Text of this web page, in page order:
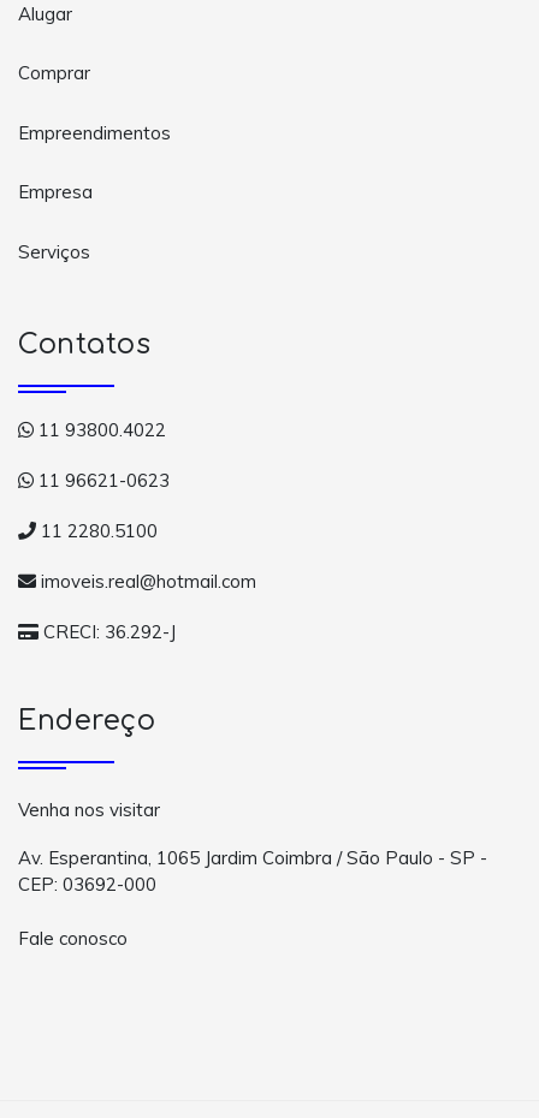
Alugar
Comprar
Empreendimentos
Empresa
Serviços
Contatos
11 93800.4022
11 96621-0623
11 2280.5100
imoveis.real@hotmail.com
CRECI: 36.292-J
Endereço
Venha nos visitar
Av. Esperantina, 1065 Jardim Coimbra / São Paulo - SP -
CEP: 03692-000
Fale conosco